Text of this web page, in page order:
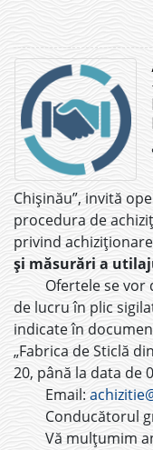
Chișinău”, invită
procedura de
privind
și măsurări a
Ofertele se
de lucru în plic
indicate în
„Fabrica de Sticlă
20, până la data de
Email:
Conducătorul
Vă mulțumim